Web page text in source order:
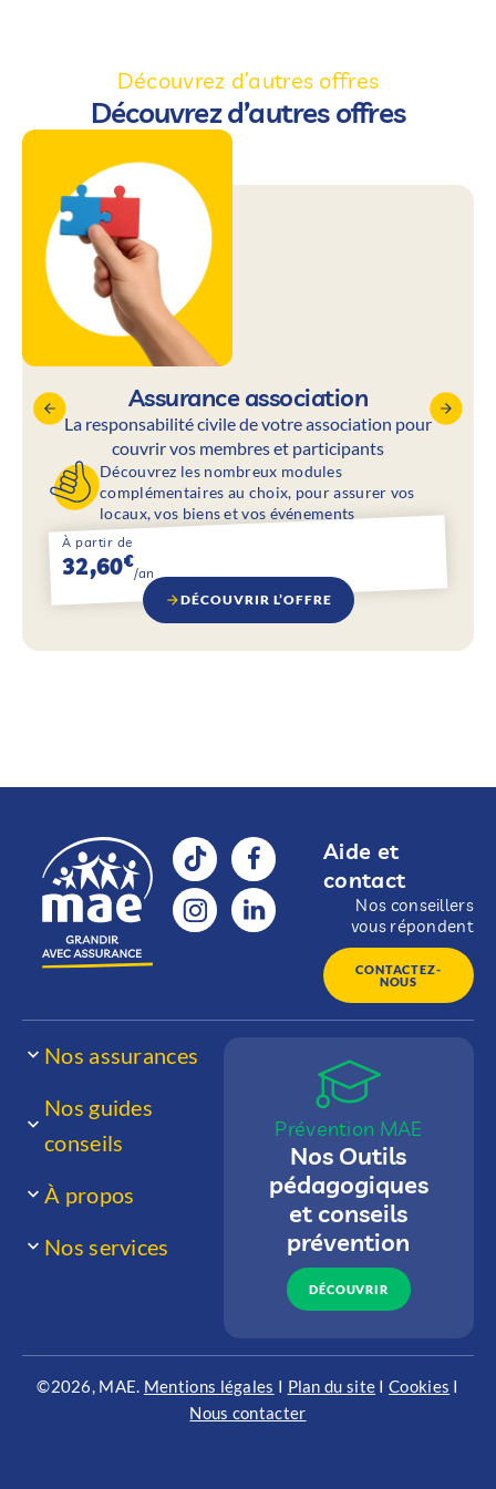
Découvrez d’autres offres
Découvrez d’autres offres
Assurance association
La responsabilité civile de votre association pour
couvrir vos membres et participants
Découvrez les nombreux modules
complémentaires au choix, pour assurer vos
locaux, vos biens et vos événements
À partir de
32,60€
/an
DÉCOUVRIR L’OFFRE
Aide et
contact
Nos conseillers
vous répondent
CONTACTEZ-
NOUS
Nos assurances
Nos guides
conseils
À propos
Nos services
Prévention MAE
Nos Outils
pédagogiques
et conseils
prévention
DÉCOUVRIR
©2026, MAE. Mentions légales I Plan du site ICookies I
Nous contacter